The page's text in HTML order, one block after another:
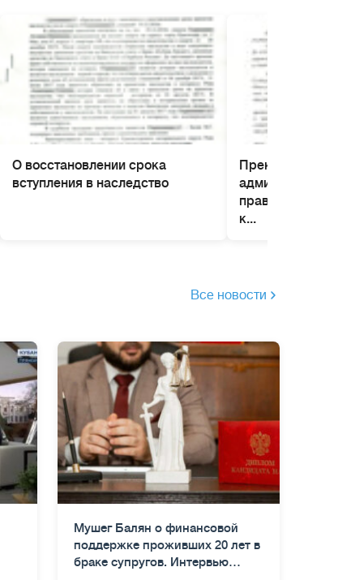
О восстановлении срока
вступления в наследство
Прекращение
к...
Все новости
Мушег Балян о финансовой
поддержке проживших 20 лет в
браке супругов. Интервью